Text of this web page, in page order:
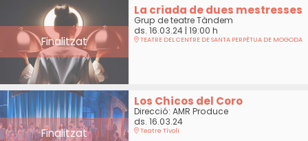
Finalitzat
La criada de dues mestresses
Grup de teatre Tàndem
ds. 16.03.24| 19:00 h
TEATRE DEL CENTRE DE SANTA PERPÈTUA DE MOGODA
Finalitzat
Los Chicos del Coro
Direcció: AMR Produce
ds. 16.03.24
Teatre Tívoli